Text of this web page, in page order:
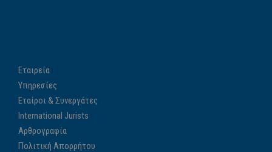
Εταιρεία
Υπηρεσίες
Εταίροι & Συνεργάτες
International Jurists
Αρθρογραφία
Πολιτική Απορρήτου